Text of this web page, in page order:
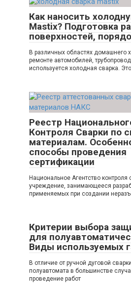
Как наносить
Mastix? Подготовка
поверхностей,
В различных областях домашнего
ремонте автомобилей,
используется холодная сварка.
Реестр
Контроля Сварки по
материалам.
способы проведения
сертификации
Национальное Агентство контроля
учреждение, занимающееся
применяемых при создании
Критерии выбора
для
Виды используемых
В отличие от ручной дуговой
полуавтомата в большинстве
проведение работ